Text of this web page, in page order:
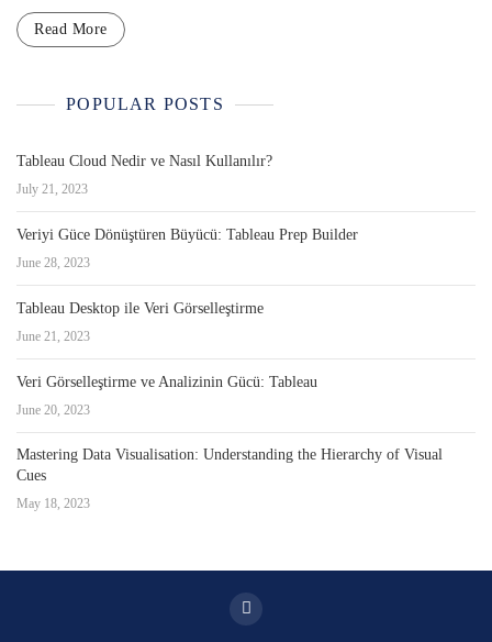
Read More
POPULAR POSTS
Tableau Cloud Nedir ve Nasıl Kullanılır?
July 21, 2023
Veriyi Güce Dönüştüren Büyücü: Tableau Prep Builder
June 28, 2023
Tableau Desktop ile Veri Görselleştirme
June 21, 2023
Veri Görselleştirme ve Analizinin Gücü: Tableau
June 20, 2023
Mastering Data Visualisation: Understanding the Hierarchy of Visual
Cues
May 18, 2023